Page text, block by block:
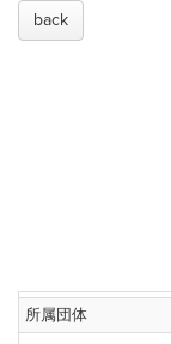
back
所属団体